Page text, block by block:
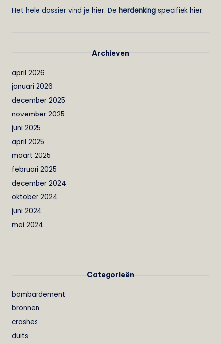
Het hele dossier vind je hier. De herdenking specifiek hier.
Archieven
april 2026
januari 2026
december 2025
november 2025
juni 2025
april 2025
maart 2025
februari 2025
december 2024
oktober 2024
juni 2024
mei 2024
Categorieën
bombardement
bronnen
crashes
duits